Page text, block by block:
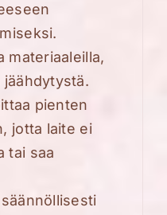
materiaaleilla,
pienten
jotta laite ei
tai saa